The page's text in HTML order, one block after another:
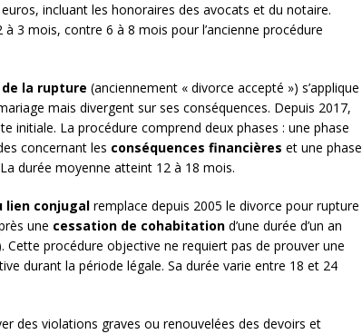
incluant les honoraires des avocats et du notaire.
3 mois, contre 6 à 8 mois pour l’ancienne procédure
la rupture (anciennement « divorce accepté ») s’applique
mais divergent sur ses conséquences. Depuis 2017,
initiale. La procédure comprend deux phases : une phase
concernant les conséquences financières et une phase
durée moyenne atteint 12 à 18 mois.
lien conjugal remplace depuis 2005 le divorce pour rupture
une cessation de cohabitation d’une durée d’un an
procédure objective ne requiert pas de prouver une
durant la période légale. Sa durée varie entre 18 et 24
des violations graves ou renouvelées des devoirs et